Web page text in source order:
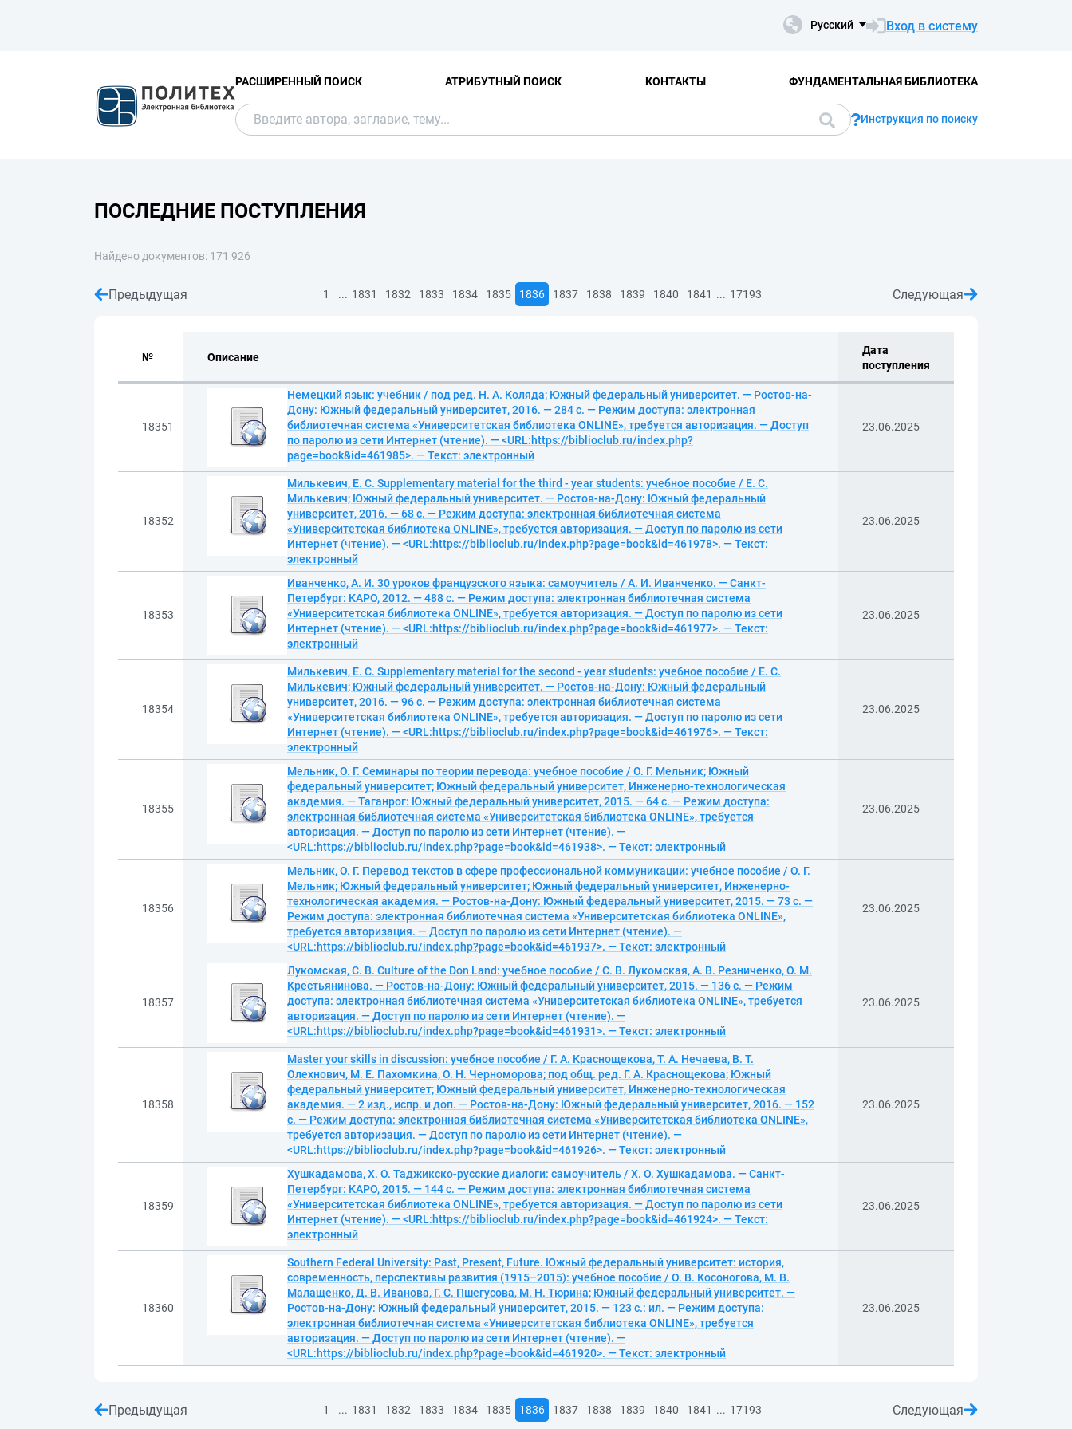
Русский Вход в систему
РАСШИРЕННЫЙ ПОИСК АТРИБУТНЫЙ ПОИСК КОНТАКТЫ ФУНДАМЕНТАЛЬНАЯ БИБЛИОТЕКА
Инструкция по поиску
ПОСЛЕДНИЕ ПОСТУПЛЕНИЯ
Найдено документов: 171 926
Предыдущая 1 ... 1831 1832 1833 1834 1835 1836 1837 1838 1839 1840 1841 ... 17193 Следующая
№ Описание
Дата
поступления
18351
Немецкий язык: учебник / под ред. Н. А. Коляда; Южный федеральный университет. — Ростов-на-
Дону: Южный федеральный университет, 2016. — 284 с. — Режим доступа: электронная
библиотечная система «Университетская библиотека ONLINE», требуется авторизация. — Доступ
по паролю из сети Интернет (чтение). — <URL:https://biblioclub.ru/index.php?
page=book&id=461985>. — Текст: электронный
23.06.2025
18352
Милькевич, Е. С. Supplementary material for the third - year students: учебное пособие / Е. С.
Милькевич; Южный федеральный университет. — Ростов-на-Дону: Южный федеральный
университет, 2016. — 68 с. — Режим доступа: электронная библиотечная система
«Университетская библиотека ONLINE», требуется авторизация. — Доступ по паролю из сети
Интернет (чтение). — <URL:https://biblioclub.ru/index.php?page=book&id=461978>. — Текст:
электронный
23.06.2025
18353
Иванченко, А. И. 30 уроков французского языка: самоучитель / А. И. Иванченко. — Санкт-
Петербург: КАРО, 2012. — 488 с. — Режим доступа: электронная библиотечная система
«Университетская библиотека ONLINE», требуется авторизация. — Доступ по паролю из сети
Интернет (чтение). — <URL:https://biblioclub.ru/index.php?page=book&id=461977>. — Текст:
электронный
23.06.2025
18354
Милькевич, Е. С. Supplementary material for the second - year students: учебное пособие / Е. С.
Милькевич; Южный федеральный университет. — Ростов-на-Дону: Южный федеральный
университет, 2016. — 96 с. — Режим доступа: электронная библиотечная система
«Университетская библиотека ONLINE», требуется авторизация. — Доступ по паролю из сети
Интернет (чтение). — <URL:https://biblioclub.ru/index.php?page=book&id=461976>. — Текст:
электронный
23.06.2025
18355
Мельник, О. Г. Семинары по теории перевода: учебное пособие / О. Г. Мельник; Южный
федеральный университет; Южный федеральный университет, Инженерно-технологическая
академия. — Таганрог: Южный федеральный университет, 2015. — 64 с. — Режим доступа:
электронная библиотечная система «Университетская библиотека ONLINE», требуется
авторизация. — Доступ по паролю из сети Интернет (чтение). —
<URL:https://biblioclub.ru/index.php?page=book&id=461938>. — Текст: электронный
23.06.2025
18356
Мельник, О. Г. Перевод текстов в сфере профессиональной коммуникации: учебное пособие / О. Г.
Мельник; Южный федеральный университет; Южный федеральный университет, Инженерно-
технологическая академия. — Ростов-на-Дону: Южный федеральный университет, 2015. — 73 с. —
Режим доступа: электронная библиотечная система «Университетская библиотека ONLINE»,
требуется авторизация. — Доступ по паролю из сети Интернет (чтение). —
<URL:https://biblioclub.ru/index.php?page=book&id=461937>. — Текст: электронный
23.06.2025
18357
Лукомская, С. В. Culture of the Don Land: учебное пособие / С. В. Лукомская, А. В. Резниченко, О. М.
Крестьянинова. — Ростов-на-Дону: Южный федеральный университет, 2015. — 136 с. — Режим
доступа: электронная библиотечная система «Университетская библиотека ONLINE», требуется
авторизация. — Доступ по паролю из сети Интернет (чтение). —
<URL:https://biblioclub.ru/index.php?page=book&id=461931>. — Текст: электронный
23.06.2025
18358
Master your skills in discussion: учебное пособие / Г. А. Краснощекова, Т. А. Нечаева, В. Т.
Олехнович, М. Е. Пахомкина, О. Н. Черноморова; под общ. ред. Г. А. Краснощекова; Южный
федеральный университет; Южный федеральный университет, Инженерно-технологическая
академия. — 2 изд., испр. и доп. — Ростов-на-Дону: Южный федеральный университет, 2016. — 152
с. — Режим доступа: электронная библиотечная система «Университетская библиотека ONLINE»,
требуется авторизация. — Доступ по паролю из сети Интернет (чтение). —
<URL:https://biblioclub.ru/index.php?page=book&id=461926>. — Текст: электронный
23.06.2025
18359
Хушкадамова, Х. О. Таджикско-русские диалоги: самоучитель / Х. О. Хушкадамова. — Санкт-
Петербург: КАРО, 2015. — 144 с. — Режим доступа: электронная библиотечная система
«Университетская библиотека ONLINE», требуется авторизация. — Доступ по паролю из сети
Интернет (чтение). — <URL:https://biblioclub.ru/index.php?page=book&id=461924>. — Текст:
электронный
23.06.2025
18360
Southern Federal University: Past, Present, Future. Южный федеральный университет: история,
современность, перспективы развития (1915–2015): учебное пособие / О. В. Косоногова, М. В.
Малащенко, Д. В. Иванова, Г. С. Пшегусова, М. Н. Тюрина; Южный федеральный университет. —
Ростов-на-Дону: Южный федеральный университет, 2015. — 123 с.: ил. — Режим доступа:
электронная библиотечная система «Университетская библиотека ONLINE», требуется
авторизация. — Доступ по паролю из сети Интернет (чтение). —
<URL:https://biblioclub.ru/index.php?page=book&id=461920>. — Текст: электронный
23.06.2025
Предыдущая 1 ... 1831 1832 1833 1834 1835 1836 1837 1838 1839 1840 1841 ... 17193 Следующая